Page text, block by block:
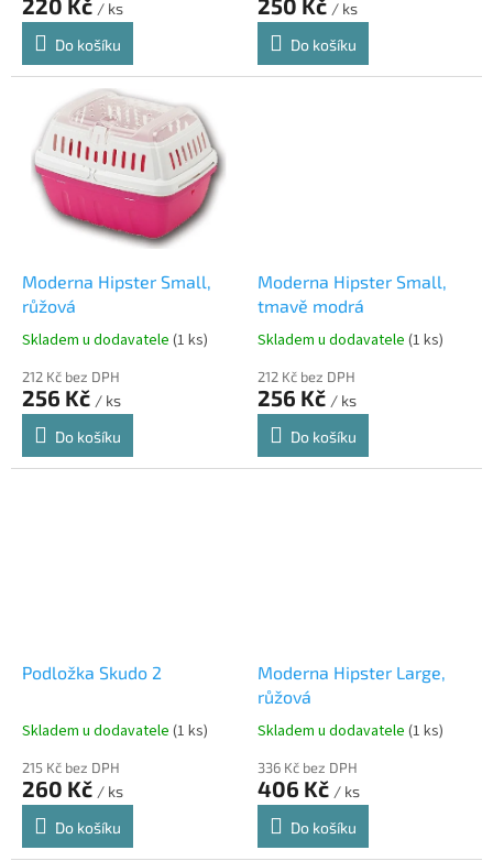
/ ks
Do košíku
/ ks
Do košíku
Moderna Hipster Small,
růžová
Skladem u dodavatele (1 ks)
212 Kč bez DPH
256 Kč / ks
Do košíku
Moderna Hipster Small,
tmavě modrá
Skladem u dodavatele (1 ks)
212 Kč bez DPH
256 Kč / ks
Do košíku
Podložka Skudo 2
Skladem u dodavatele (1 ks)
215 Kč bez DPH
260 Kč / ks
Do košíku
Moderna Hipster Large,
růžová
Skladem u dodavatele (1 ks)
336 Kč bez DPH
406 Kč / ks
Do košíku